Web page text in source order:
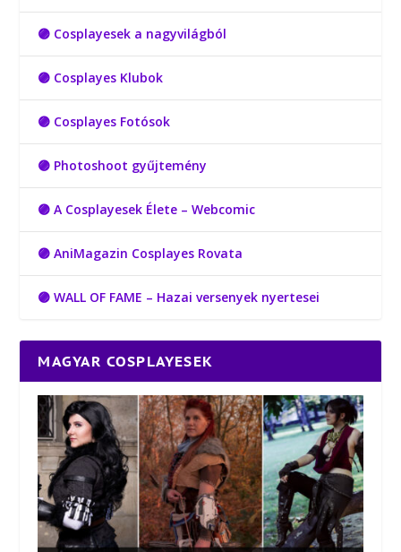
🟣 Cosplayesek a nagyvilágból
🟣 Cosplayes Klubok
🟣 Cosplayes Fotósok
🟣 Photoshoot gyűjtemény
🟣 A Cosplayesek Élete – Webcomic
🟣 AniMagazin Cosplayes Rovata
🟣 WALL OF FAME – Hazai versenyek nyertesei
MAGYAR COSPLAYESEK